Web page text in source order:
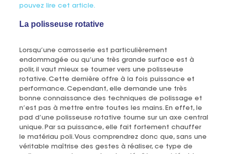
pouvez lire cet article.
La polisseuse rotative
Lorsqu’une carrosserie est particulièrement
endommagée ou qu’une très grande surface est à
polir, il vaut mieux se tourner vers une polisseuse
rotative. Cette dernière offre à la fois puissance et
performance. Cependant, elle demande une très
bonne connaissance des techniques de polissage et
n’est pas à mettre entre toutes les mains. En effet, le
pad d’une polisseuse rotative tourne sur un axe central
unique. Par sa puissance, elle fait fortement chauffer
le matériau poli. Vous comprendrez donc que, sans une
véritable maîtrise des gestes à réaliser, ce type de